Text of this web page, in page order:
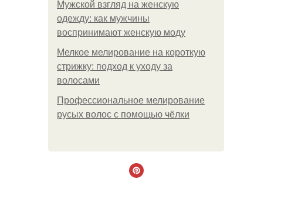
Мужской взгляд на женскую
одежду: как мужчины
воспринимают женскую моду
Мелкое мелирование на короткую
стрижку: подход к уходу за
волосами
Профессиональное мелирование
русых волос с помощью чёлки